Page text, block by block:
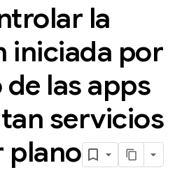
la
iniciada por
las apps
servicios
plano